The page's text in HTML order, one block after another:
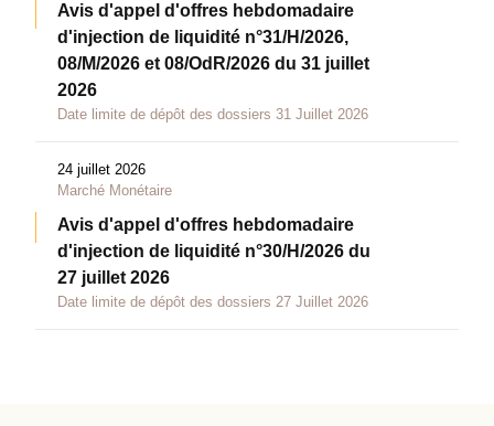
Avis d'appel d'offres hebdomadaire
d'injection de liquidité n°31/H/2026,
08/M/2026 et 08/OdR/2026 du 31 juillet
2026
Date limite de dépôt des dossiers 31 Juillet 2026
24 juillet 2026
Marché Monétaire
Avis d'appel d'offres hebdomadaire
d'injection de liquidité n°30/H/2026 du
27 juillet 2026
Date limite de dépôt des dossiers 27 Juillet 2026